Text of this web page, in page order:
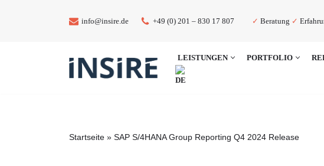
info@insire.de +49 (0) 201 – 830 17 807 ✓ Beratung ✓
LEISTUNGEN PORTFOLIO
Startseite » SAP S/4HANA Group Reporting Q4 2024 Release